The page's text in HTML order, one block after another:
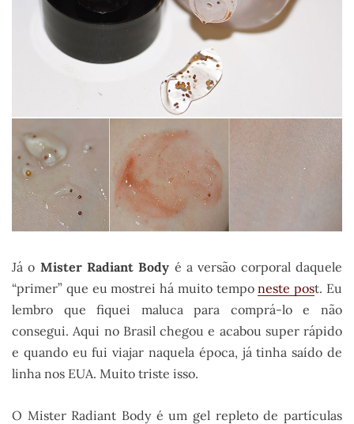
Já o Mister Radiant Body é a versão corporal daquele
“primer” que eu mostrei há muito temponeste post. Eu
lembro que fiquei maluca para comprá-lo e não
consegui. Aqui no Brasil chegou e acabou super rápido
e quando eu fui viajar naquela época, já tinha saído de
linha nos EUA. Muito triste isso.
O Mister Radiant Body é um gel repleto de partículas